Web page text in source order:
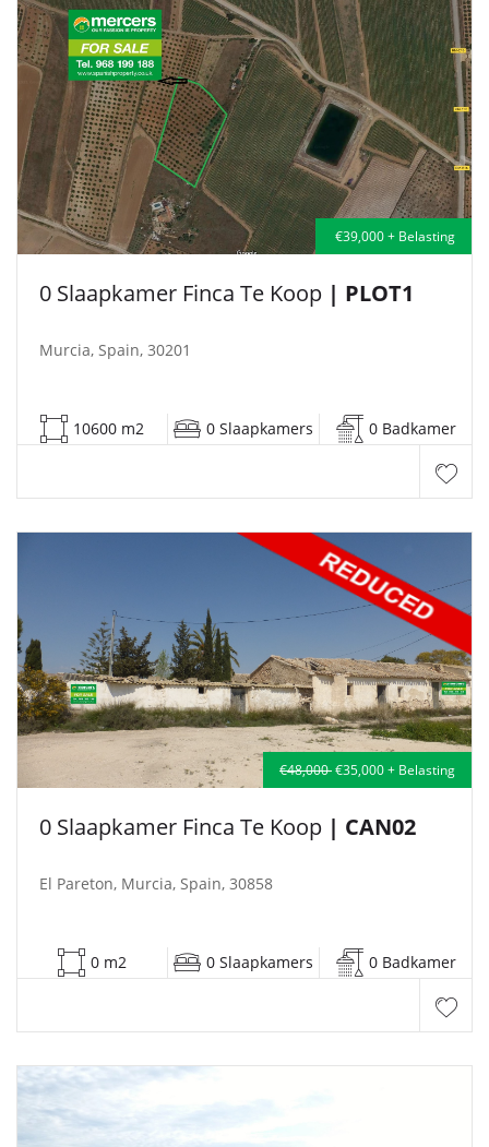
€39,000 + Belasting
0 Slaapkamer Finca Te Koop | PLOT1
Murcia, Spain, 30201
10600 m2 0 Slaapkamers 0 Badkamer
€48,000€35,000 + Belasting
0 Slaapkamer Finca Te Koop | CAN02
El Pareton, Murcia, Spain, 30858
0 m2 0 Slaapkamers 0 Badkamer